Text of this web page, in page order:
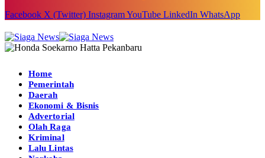
Facebook X (Twitter) InstagramYouTube LinkedIn WhatsApp
Home
Pemerintah
Daerah
Ekonomi & Bisnis
Advertorial
Olah Raga
Kriminal
Lalu Lintas